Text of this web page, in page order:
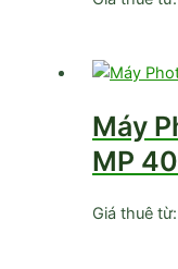
Máy
MP
Giá thuê từ: